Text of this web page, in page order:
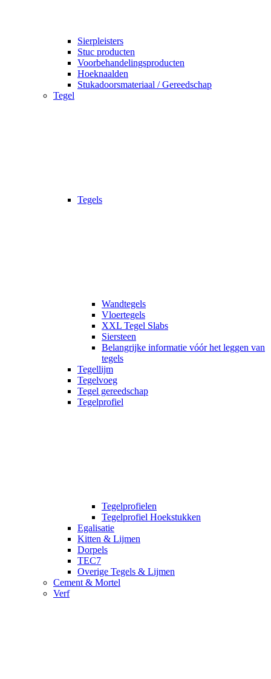
Sierpleisters
Stuc producten
Voorbehandelingsproducten
Hoeknaalden
Stukadoorsmateriaal / Gereedschap
Tegel
Tegels
Wandtegels
Vloertegels
XXL Tegel Slabs
Siersteen
Belangrijke informatie vóór het leggen van
tegels
Tegellijm
Tegelvoeg
Tegel gereedschap
Tegelprofiel
Tegelprofielen
Tegelprofiel Hoekstukken
Egalisatie
Kitten & Lijmen
Dorpels
TEC7
Overige Tegels & Lijmen
Cement & Mortel
Verf